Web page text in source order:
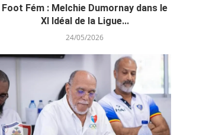
Foot Fém : Melchie Dumornay dans le
XI Idéal de la Ligue...
24/05/2026